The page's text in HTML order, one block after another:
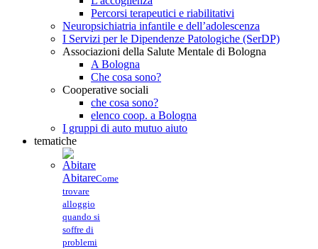
Percorsi terapeutici e riabilitativi
Neuropsichiatria infantile e dell’adolescenza
I Servizi per le Dipendenze Patologiche (SerDP)
Associazioni della Salute Mentale di Bologna
A Bologna
Che cosa sono?
Cooperative sociali
che cosa sono?
elenco coop. a Bologna
I gruppi di auto mutuo aiuto
tematiche
AbitareCome
trovare
alloggio
quando si
soffre di
problemi